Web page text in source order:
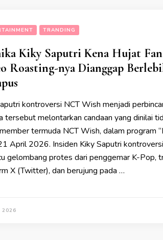
TRANDING
Kiky Saputri Kena Hujat
Roasting-nya Dianggap
kontroversi NCT Wish menjadi
tersebut melontarkan candaan yang dinilai
termuda NCT Wish, dalam program
April 2026. Insiden Kiky Saputri
gelombang protes dari penggemar K-Pop,
X (Twitter), dan berujung pada …
2026